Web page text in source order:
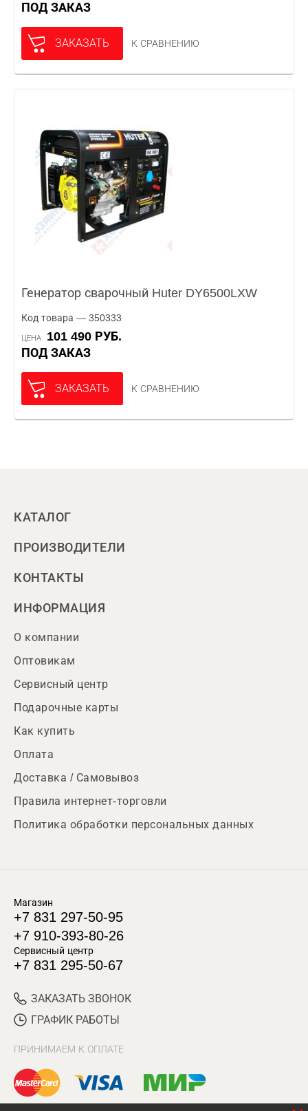
ПОД ЗАКАЗ
ЗАКАЗАТЬ К СРАВНЕНИЮ
Генератор сварочный Huter DY6500LXW
Код товара — 350333
ЦЕНА
101 490 РУБ.
ПОД ЗАКАЗ
ЗАКАЗАТЬ К СРАВНЕНИЮ
КАТАЛОГ
ПРОИЗВОДИТЕЛИ
КОНТАКТЫ
ИНФОРМАЦИЯ
О компании
Оптовикам
Сервисный центр
Подарочные карты
Как купить
Оплата
Доставка / Самовывоз
Правила интернет-торговли
Политика обработки персональных данных
Магазин
+7 831 297-50-95
+7 910-393-80-26
Сервисный центр
+7 831 295-50-67
ЗАКАЗАТЬ ЗВОНОК
ГРАФИК РАБОТЫ
ПРИНИМАЕМ К ОПЛАТЕ